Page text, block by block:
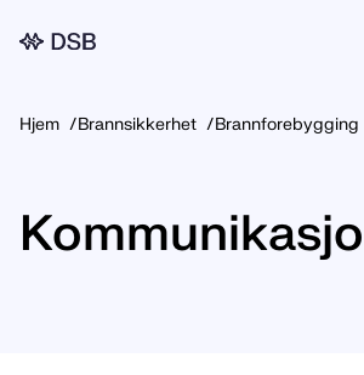
Hjem Brannsikkerhet Brannforebygging